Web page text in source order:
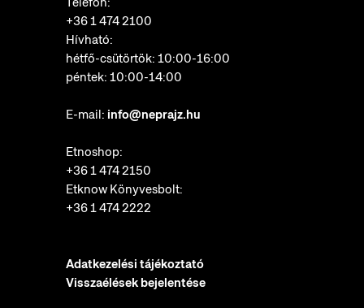
+36 1 474 2100
Hívható:
hétfő-csütörtök: 10:00-16:00
péntek: 10:00-14:00
E-mail: info@neprajz.hu
Etnoshop:
+36 1 474 2150
Etknow Könyvesbolt:
+36 1 474 2222
Adatkezelési tájékoztató
Visszaélések bejelentése